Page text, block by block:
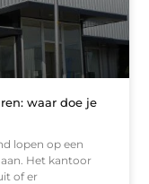
waar doe je
lopen op een
Het kantoor
of er